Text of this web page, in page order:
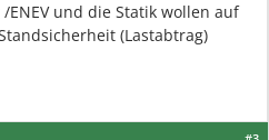
und die Statik wollen auf
(Lastabtrag)